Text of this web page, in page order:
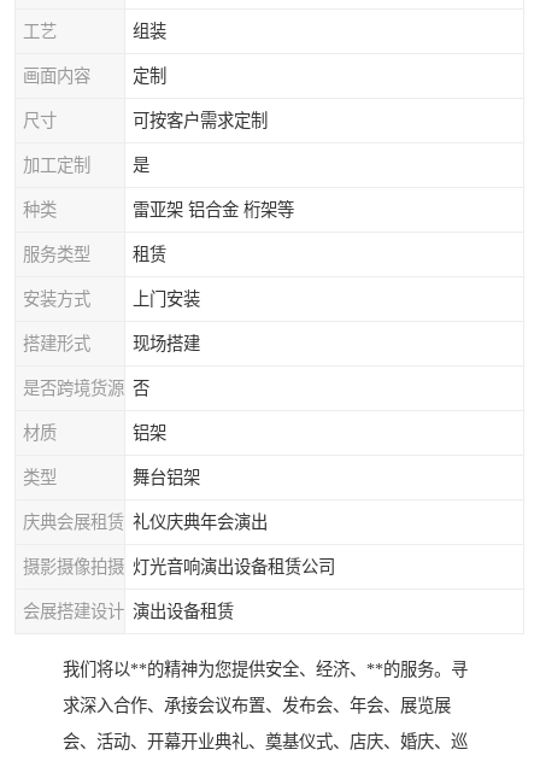
工艺 组装
画面内容 定制
尺寸 可按客户需求定制
加工定制 是
种类 雷亚架 铝合金 桁架等
服务类型 租赁
安装方式 上门安装
搭建形式 现场搭建
是否跨境货源 否
材质 铝架
类型 舞台铝架
庆典会展租赁 礼仪庆典年会演出
摄影摄像拍摄 灯光音响演出设备租赁公司
会展搭建设计 演出设备租赁
我们将以**的精神为您提供安全、经济、**的服务。寻
求深入合作、承接会议布置、发布会、年会、展览展
会、活动、开幕开业典礼、奠基仪式、店庆、婚庆、巡